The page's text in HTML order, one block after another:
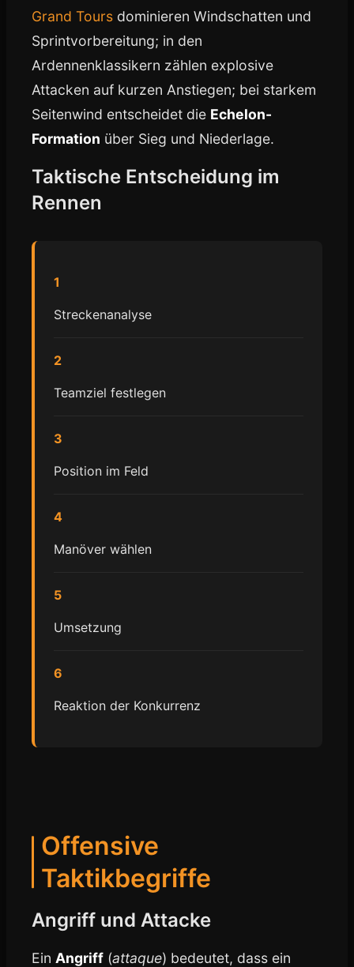
Grand Tours dominieren Windschatten und
Sprintvorbereitung; in den
Ardennenklassikern zählen explosive
Attacken auf kurzen Anstiegen; bei starkem
Seitenwind entscheidet die Echelon-
Formation über Sieg und Niederlage.
Taktische Entscheidung im
Rennen
1
Streckenanalyse
2
Teamziel festlegen
3
Position im Feld
4
Manöver wählen
5
Umsetzung
6
Reaktion der Konkurrenz
Offensive
Taktikbegriffe
Angriff und Attacke
Ein Angriff (attaque) bedeutet, dass ein